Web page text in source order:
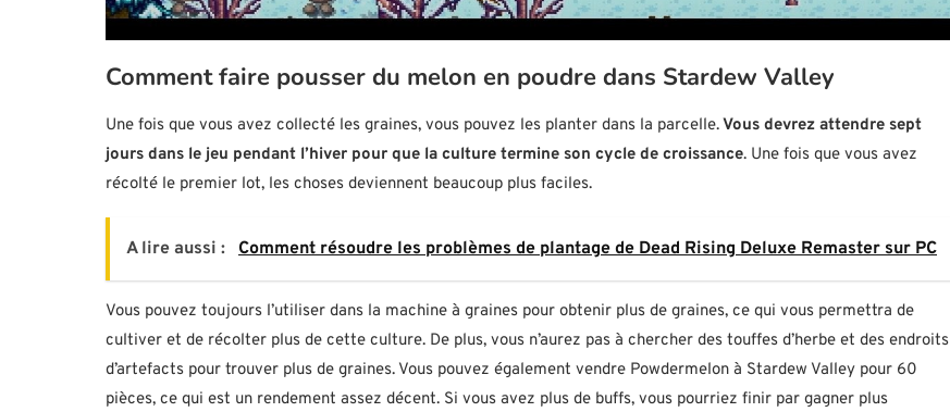
Comment faire pousser du melon en poudre dans Stardew Valley
Une fois que vous avez collecté les graines, vous pouvez les planter dans la parcelle.Vous devrez attendre sept
jours dans le jeu pendant l’hiver pour que la culture termine son cycle de croissance. Une fois que vous avez
récolté le premier lot, les choses deviennent beaucoup plus faciles.
A lire aussi : Comment résoudre les problèmes de plantage de Dead Rising Deluxe Remaster sur PC
Vous pouvez toujours l’utiliser dans la machine à graines pour obtenir plus de graines, ce qui vous permettra de
cultiver et de récolter plus de cette culture. De plus, vous n’aurez pas à chercher des touffes d’herbe et des endroits
d’artefacts pour trouver plus de graines. Vous pouvez également vendre Powdermelon à Stardew Valley pour 60
pièces, ce qui est un rendement assez décent. Si vous avez plus de buffs, vous pourriez finir par gagner plus